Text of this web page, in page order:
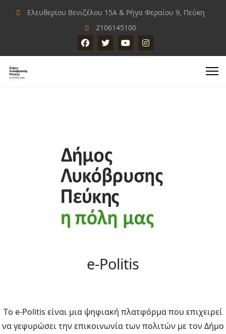
Ελευθερίου Βενιζέλου 15Α & Ρήγα Φεραίου 9, Πεύκη
2106145100
e-Politis
Τo e-Politis είναι μια ψηφιακή πλατφόρμα που επιχειρεί
να γεφυρώσει την επικοινωνία των πολιτών με τον Δήμο